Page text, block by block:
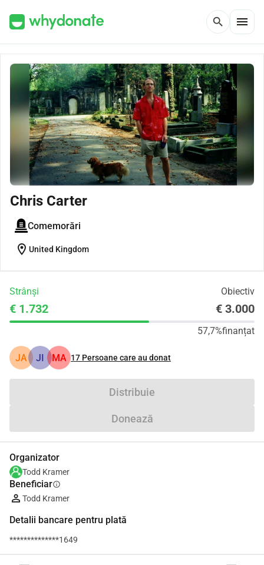
search menu
Chris Carter
Comemorări
location_on United Kingdom
Strânși Obiectiv
€ 1.732 € 3.000
57,7%finanțat
JA JI MA 17 Persoane care au donat
Distribuie
Donează
Organizator
Todd Kramer
Beneficiarinfo
Todd Kramer
Detalii bancare pentru plată
**************1649